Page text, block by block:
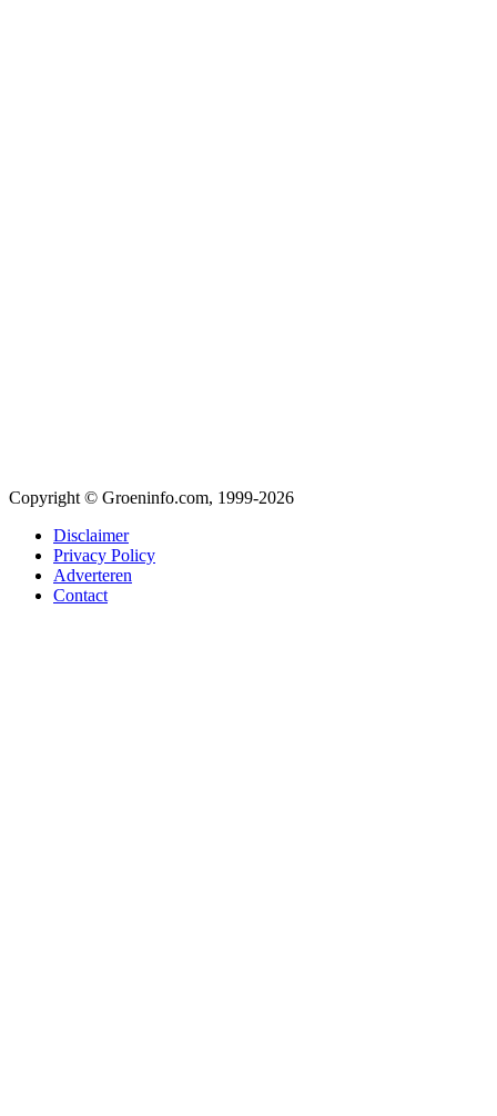
Copyright © Groeninfo.com, 1999-2026
Disclaimer
Privacy Policy
Adverteren
Contact